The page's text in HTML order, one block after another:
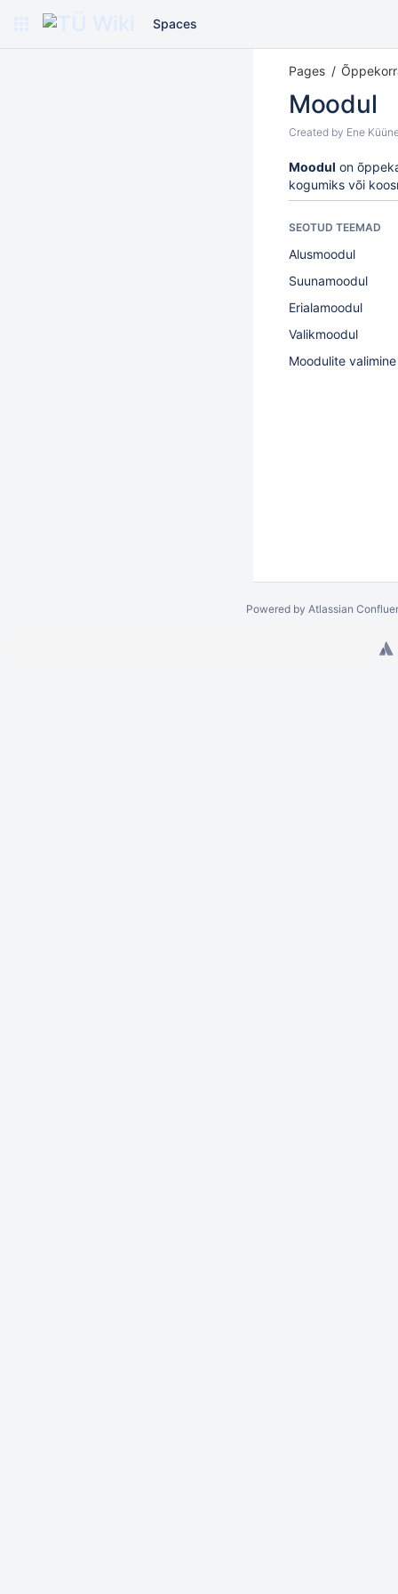
Spaces
Pages
Moodul
Created by Ene
Moodul on
kogumiks või
SEOTUD TEEMAD
Alusmoodul
Suunamoodul
Erialamoodul
Valikmoodul
Moodulite valimine
Powered by Atlassian